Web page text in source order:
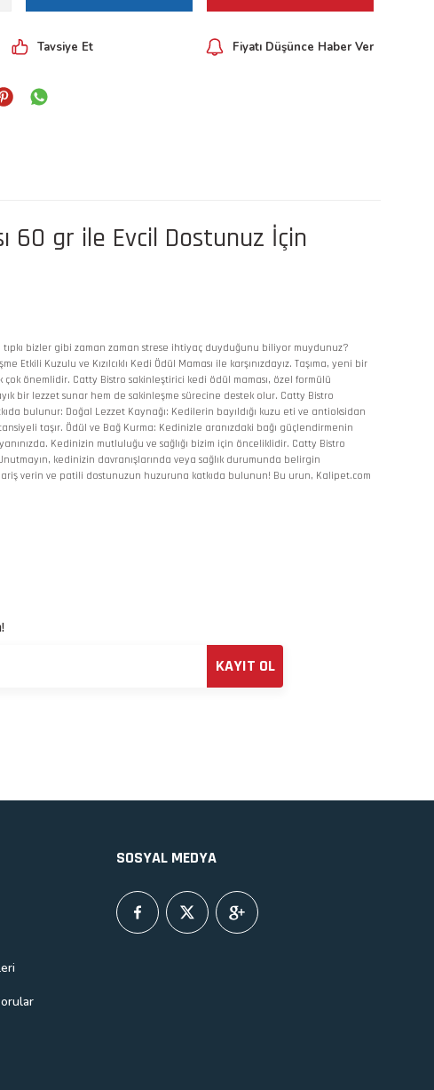
Tavsiye Et Fiyatı Düşünce Haber Ver
60 gr ile Evcil Dostunuz İçin
tıpkı bizler gibi zaman zaman strese ihtiyaç duyduğunu biliyor muydunuz?
Kuzulu ve Kızılcıklı Kedi Ödül Maması ile karşınızdayız. Taşıma, yeni bir
önemlidir. Catty Bistro sakinleştirici kedi ödül maması, özel formülü
bir lezzet sunar hem de sakinleşme sürecine destek olur. Catty Bistro
bulunur: Doğal Lezzet Kaynağı: Kedilerin bayıldığı kuzu eti ve antioksidan
taşır. Ödül ve Bağ Kurma: Kedinizle aranızdaki bağı güçlendirmenin
Kedinizin mutluluğu ve sağlığı bizim için önceliklidir. Catty Bistro
kedinizin davranışlarında veya sağlık durumunda belirgin
verin ve patili dostunuzun huzuruna katkıda bulunun! Bu urun, Kalipet.com
KAYIT OL
SOSYAL MEDYA